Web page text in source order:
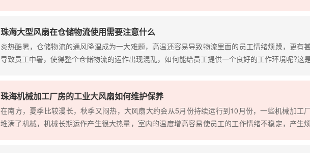
珠海大型风扇在仓储物流使用需要注意什么
炎热酷暑，仓储物流的通风降温成为一大难题，高温还容易导致物流里面的员工情绪烦躁，更有
导致员工中暑，使得整个仓储物流的运作出现混乱，如何能给员工提供一个良好的工作环境呢?这
珠海机械加工厂房的工业大风扇如何维护保养
在南方，夏季比较漫长，秋季又闷热，大风扇大约会从5月份持续运行到10月份，一些机械加工
堆满了机械，机械长期运作产生很大热量，室内的温度增高容易使员工的工作情绪不稳定，产生